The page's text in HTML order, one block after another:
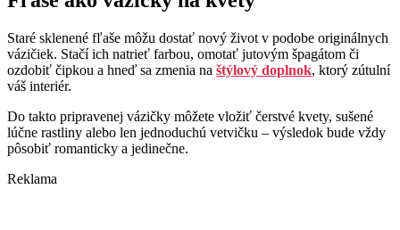
Staré sklenené fľaše môžu dostať nový život v podobe originálnych
vázičiek. Stačí ich natrieť farbou, omotať jutovým špagátom či
ozdobiť čipkou a hneď sa zmenia na štýlový doplnok, ktorý zútulní
váš interiér.
Do takto pripravenej vázičky môžete vložiť čerstvé kvety, sušené
lúčne rastliny alebo len jednoduchú vetvičku – výsledok bude vždy
pôsobiť romanticky a jedinečne.
Reklama